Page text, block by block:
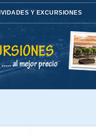
Y EXCURSIONES